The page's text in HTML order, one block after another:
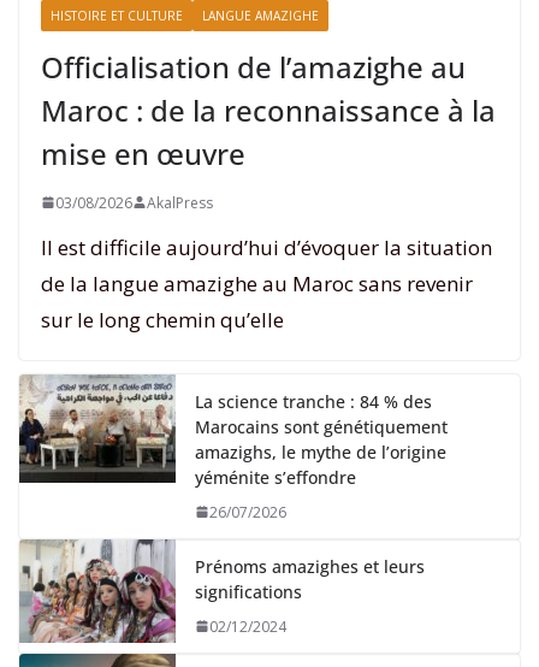
HISTOIRE ET CULTURE LANGUE AMAZIGHE
Officialisation de l’amazighe au
Maroc : de la reconnaissance à la
mise en œuvre
03/08/2026 AkalPress
Il est difficile aujourd’hui d’évoquer la situation
de la langue amazighe au Maroc sans revenir
sur le long chemin qu’elle
La science tranche : 84 % des
Marocains sont génétiquement
amazighs, le mythe de l’origine
yéménite s’effondre
26/07/2026
Prénoms amazighes et leurs
significations
02/12/2024